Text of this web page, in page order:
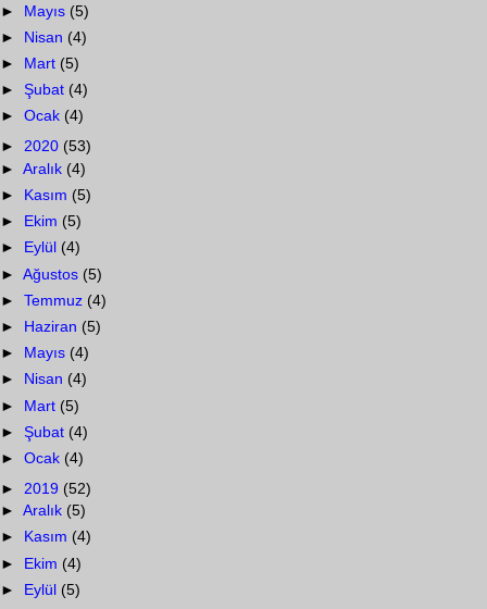
► Mayıs (5)
► Nisan (4)
► Mart (5)
► Şubat (4)
► Ocak (4)
► 2020 (53)
► Aralık (4)
► Kasım (5)
► Ekim (5)
► Eylül (4)
► Ağustos (5)
► Temmuz (4)
► Haziran (5)
► Mayıs (4)
► Nisan (4)
► Mart (5)
► Şubat (4)
► Ocak (4)
► 2019 (52)
► Aralık (5)
► Kasım (4)
► Ekim (4)
► Eylül (5)